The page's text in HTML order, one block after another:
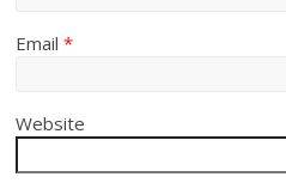
Email*
Website